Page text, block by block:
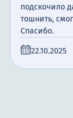
подскочило
тошнить,
Спасибо.
22.10.2025